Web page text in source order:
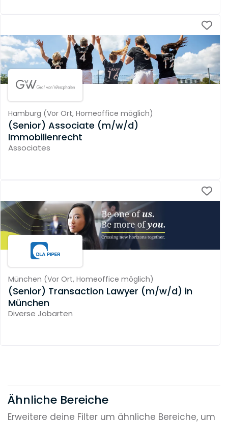
Hamburg (Vor Ort, Homeoffice möglich)
(Senior) Associate (m/w/d)
Immobilienrecht
Associates
München (Vor Ort, Homeoffice möglich)
(Senior) Transaction Lawyer (m/w/d) in
München
Diverse Jobarten
Ähnliche Bereiche
Erweitere deine Filter um ähnliche Bereiche, um